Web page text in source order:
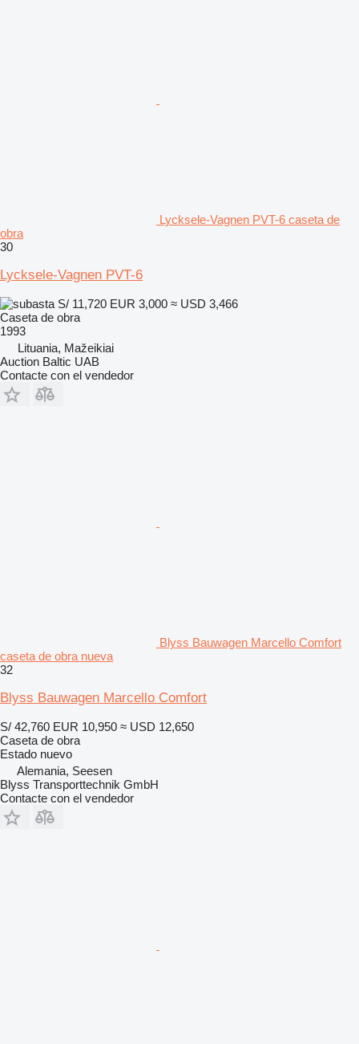
Lycksele-Vagnen PVT-6 caseta de
obra
30
Lycksele-Vagnen PVT-6
S/ 11,720 EUR 3,000 ≈ USD 3,466
Caseta de obra
1993
Lituania, Mažeikiai
Auction Baltic UAB
Contacte con el vendedor
Blyss Bauwagen Marcello Comfort
caseta de obra nueva
32
Blyss Bauwagen Marcello Comfort
S/ 42,760 EUR 10,950 ≈ USD 12,650
Caseta de obra
Estado nuevo
Alemania, Seesen
Blyss Transporttechnik GmbH
Contacte con el vendedor